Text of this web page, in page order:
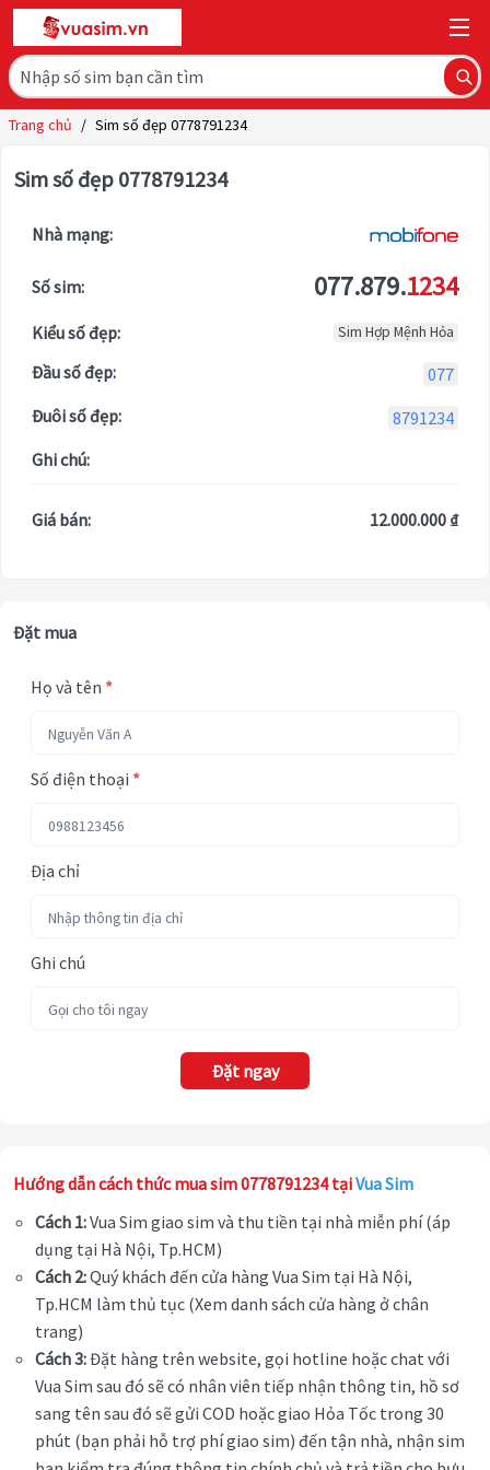
Trang chủ / Sim số đẹp 0778791234
Sim số đẹp 0778791234
Nhà mạng:
Số sim: 077.879.1234
Kiểu số đẹp: Sim Hợp Mệnh Hỏa
Đầu số đẹp:
077
Đuôi số đẹp:
8791234
Ghi chú:
Giá bán: 12.000.000 ₫
Đặt mua
Họ và tên *
Số điện thoại *
Địa chỉ
Ghi chú
Đặt ngay
Hướng dẫn cách thức mua sim 0778791234 tạiVua Sim
Cách 1:Vua Sim giao sim và thu tiền tại nhà miễn phí (áp
dụng tại Hà Nội, Tp.HCM)
Cách 2:Quý khách đến cửa hàng Vua Sim tại Hà Nội,
Tp.HCM làm thủ tục (Xem danh sách cửa hàng ở chân
trang)
Cách 3:Đặt hàng trên website, gọi hotline hoặc chat với
Vua Sim sau đó sẽ có nhân viên tiếp nhận thông tin, hồ sơ
sang tên sau đó sẽ gửi COD hoặc giao Hỏa Tốc trong 30
phút (bạn phải hỗ trợ phí giao sim) đến tận nhà, nhận sim